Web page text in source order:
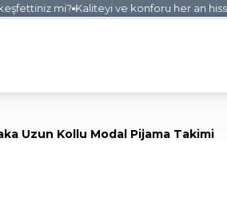
mi? Kaliteyi ve konforu her an hisset.
Uzun Kollu Modal Pijama Takimi